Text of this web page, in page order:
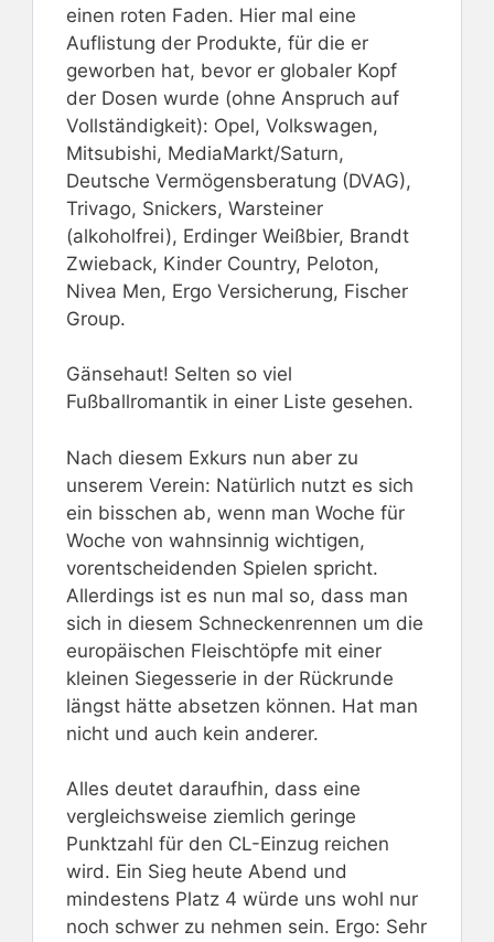
einen roten Faden. Hier mal eine
Auflistung der Produkte, für die er
geworben hat, bevor er globaler Kopf
der Dosen wurde (ohne Anspruch auf
Vollständigkeit): Opel, Volkswagen,
Mitsubishi, MediaMarkt/Saturn,
Deutsche Vermögensberatung (DVAG),
Trivago, Snickers, Warsteiner
(alkoholfrei), Erdinger Weißbier, Brandt
Zwieback, Kinder Country, Peloton,
Nivea Men, Ergo Versicherung, Fischer
Group.
Gänsehaut! Selten so viel
Fußballromantik in einer Liste gesehen.
Nach diesem Exkurs nun aber zu
unserem Verein: Natürlich nutzt es sich
ein bisschen ab, wenn man Woche für
Woche von wahnsinnig wichtigen,
vorentscheidenden Spielen spricht.
Allerdings ist es nun mal so, dass man
sich in diesem Schneckenrennen um die
europäischen Fleischtöpfe mit einer
kleinen Siegesserie in der Rückrunde
längst hätte absetzen können. Hat man
nicht und auch kein anderer.
Alles deutet daraufhin, dass eine
vergleichsweise ziemlich geringe
Punktzahl für den CL-Einzug reichen
wird. Ein Sieg heute Abend und
mindestens Platz 4 würde uns wohl nur
noch schwer zu nehmen sein. Ergo: Sehr